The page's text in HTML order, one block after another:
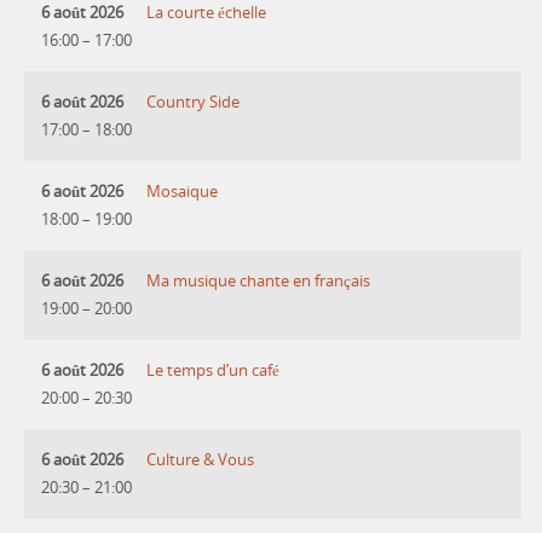
6 août 2026
16:00– 17:00
La courte échelle
6 août 2026
17:00– 18:00
Country Side
6 août 2026
18:00– 19:00
Mosaique
6 août 2026
19:00– 20:00
Ma musique chante en français
6 août 2026
20:00– 20:30
Le temps d’un café
6 août 2026
20:30– 21:00
Culture & Vous